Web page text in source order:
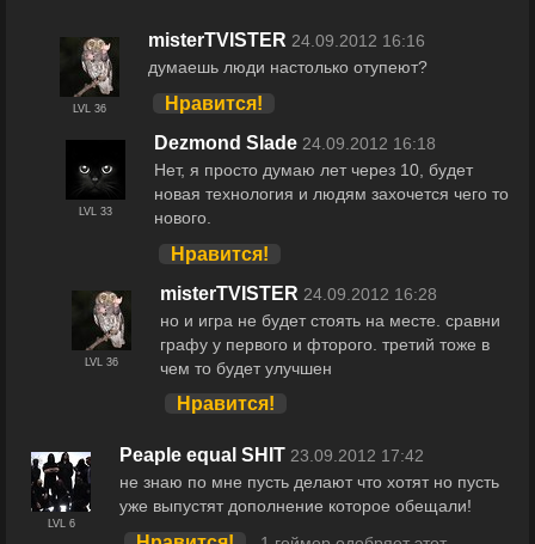
LVL 36
misterTVISTER 24.09.2012 16:16
думаешь люди настолько отупеют?
Нравится!
LVL 33
Dezmond Slade 24.09.2012 16:18
Нет, я просто думаю лет через 10, будет
новая технология и людям захочется чего то
нового.
Нравится!
LVL 36
misterTVISTER 24.09.2012 16:28
но и игра не будет стоять на месте. сравни
графу у первого и фторого. третий тоже в
чем то будет улучшен
Нравится!
LVL 6
Peaple equal SHIT 23.09.2012 17:42
не знаю по мне пусть делают что хотят но пусть
уже выпустят дополнение которое обещали!